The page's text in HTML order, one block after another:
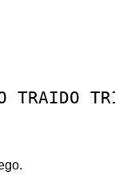
TRAIDO